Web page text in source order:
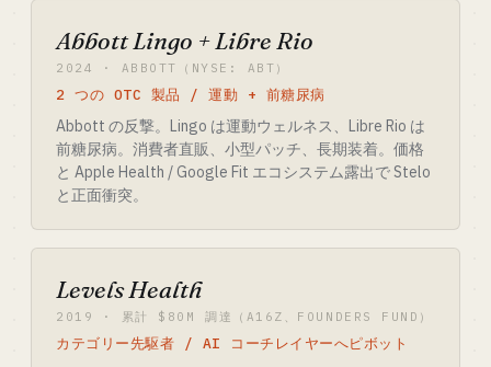
Abbott Lingo + Libre Rio
2024 · ABBOTT（NYSE: ABT）
2 つの OTC 製品 / 運動 + 前糖尿病
Abbott の反撃。Lingo は運動ウェルネス、Libre Rio は
前糖尿病。消費者直販、小型パッチ、長期装着。価格
と Apple Health / Google Fit エコシステム露出で Stelo
と正面衝突。
Levels Health
2019 · 累計 $80M 調達（A16Z、FOUNDERS FUND）
カテゴリー先駆者 / AI コーチレイヤーへピボット